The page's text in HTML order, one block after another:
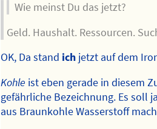
Wie meinst Du das jetzt?
Geld. Haushalt. Ressourcen.
OK, Da stand ich jetzt auf dem
Kohle ist eben gerade in diesem
gefährliche Bezeichnung. Es soll
aus Braunkohle Wasserstoff